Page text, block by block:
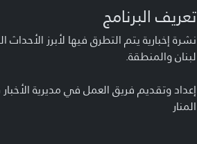
تعريف البرنامج
نشرة إخبارية يتم التطرق فيها لأبرز
لبنان والمنطقة.
إعداد وتقديم فريق العمل في مديرية
المنار